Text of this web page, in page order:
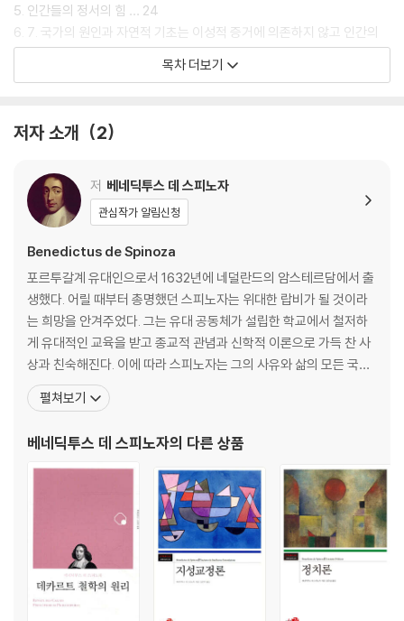
5. 인간들의 정서의 힘 … 24
6. 7. 국가의 원인과 자연적 기초는 이성적 증거에 의존하지 않고 인간의
공통된 본성이나 조건에서 도출된다. … 26
2. 이상적인 것의 본질과 현실적인 것의 본질 … 27
6. 자유에 대한 일상적 견해. 최초의 인간의 타락 … 30
7~10. 자유와 필연 … 32
11. 이성적으로 행동하는 사람은 자유롭다. … 35
12. 주어진 약속과 자연권에 의해서 실현된 약속 … 36
13. 결합된 인간들 사이의 밀접한 관계 … 37
14. 적대적 본성에 의한 인간 … 37
15. 다수의 사람들이 하나로 일치할수록 그들은 함께 더 많은 권리를 소유
한다. … 38
16. 특정한 몇 사람들의 권력이 커지면 커질수록 다른 사람들의 권리는 그
17. 주권과 주권의 세 가지 종류 … 39
19~21. 죄악과 복종은 무엇인가 … 41
22. 자유로운 인간 … 43
24. 칭찬과 비난 … 44
1. 국가와 시민과 신민 … 47
2. 주권과 자연권 … 48
3. 4. 국가의 법령에 의해서는 시민이 자신의 뜻대로 살 수 없다. … 48
목차 더보기
저자 소개 2
저 베네딕투스 데 스피노자
관심작가 알림신청
Benedictus de Spinoza
포르투갈계 유대인으로서 1632년에 네덜란드의 암스테르담에서 출
생했다. 어릴 때부터 총명했던 스피노자는 위대한 랍비가 될 것이라
는 희망을 안겨주었다. 그는 유대 공동체가 설립한 학교에서 철저하
게 유대적인 교육을 받고 종교적 관념과 신학적 이론으로 가득 찬 사
상과 친숙해진다. 이에 따라 스피노자는 그의 사유와 삶의 모든 국면
에 근본적으로 신이 존재한다는 유대인의 관습을 체화했지만, 당시
의 학문 용어인 라틴어를 습득하면서 과학과 스콜라철학, 데카르트
사유체계 확립과 관련하여 결정적인 계기가 된다. 새로운 사상 조류
를
펼쳐보기
베네딕투스 데 스피노자의 다른 상품